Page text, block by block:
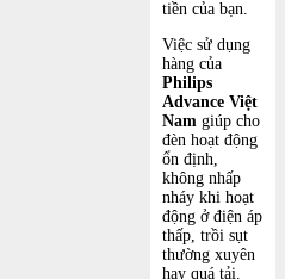
tiền của bạn.
Việc sử dụng
hàng của
Philips
Advance Việt
Nam giúp cho
đèn hoạt động
ổn định,
không nhấp
nháy khi hoạt
động ở điện áp
thấp, trồi sụt
thường xuyên
hay quá tải.